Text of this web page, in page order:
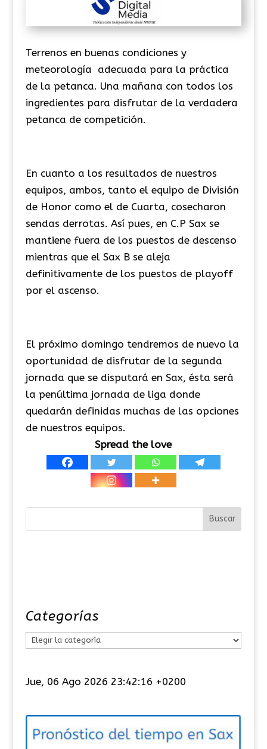
Terrenos en buenas condiciones y
meteorología adecuada para la práctica
de la petanca. Una mañana con todos los
ingredientes para disfrutar de la verdadera
petanca de competición.
En cuanto a los resultados de nuestros
equipos, ambos, tanto el equipo de División
de Honor como el de Cuarta, cosecharon
sendas derrotas. Así pues, en C.P Sax se
mantiene fuera de los puestos de descenso
mientras que el Sax B se aleja
definitivamente de los puestos de playoff
por el ascenso.
El próximo domingo tendremos de nuevo la
oportunidad de disfrutar de la segunda
jornada que se disputará en Sax, ésta será
la penúltima jornada de liga donde
quedarán definidas muchas de las opciones
de nuestros equipos.
Spread the love
Categorías
e
o
Jue, 06 Ago 2026 23:42:17 +0200